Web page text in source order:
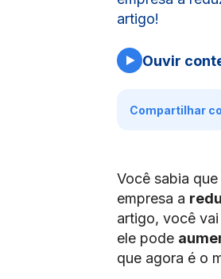
artigo!
Ouvir
Compartilhar
Você sabia
empresa a
artigo, você
ele pode
que agora é o